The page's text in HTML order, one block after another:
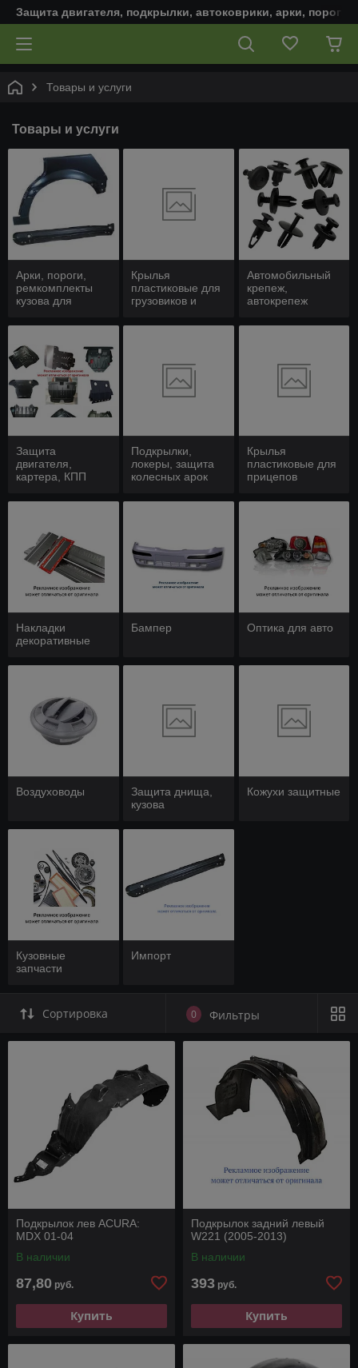
Защита двигателя, подкрылки, автоковрики, арки,
Товары и услуги
Товары и услуги
Арки, пороги,
ремкомплекты
кузова для
Крылья
пластиковые для
грузовиков и
авто
Автомобильный
крепеж,
автокрепеж
Защита
двигателя,
картера, КПП
Подкрылки,
локеры, защита
колесных арок
Крылья
пластиковые для
прицепов
Накладки
декоративные
Бампер Оптика для авто
Воздуховоды
Защита днища,
кузова
Кожухи защитные
Кузовные
запчасти
Импорт
Сортировка 0 Фильтры
Подкрылок лев ACURA:
MDX 01-04
В наличии
87,80 руб.
Купить
Подкрылок задний левый
W221 (2005-2013)
В наличии
393 руб.
Купить